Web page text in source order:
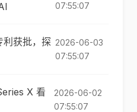
07:55:07
获批，探 2026-06-03
07:55:07
X 看
2026-06-02
07:55:07